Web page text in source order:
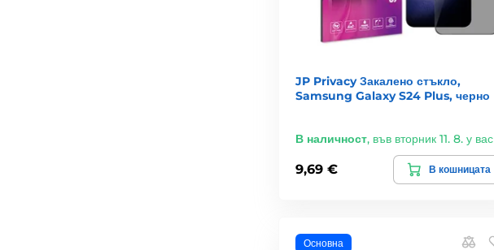
JP Privacy Закалено стъкло,
Samsung Galaxy S24 Plus, черно
В наличност, във вторник 11. 8. у вас
9,69 € В кошницата
Основна